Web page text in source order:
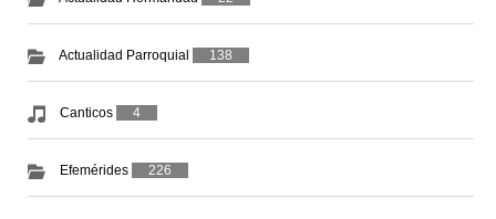
Actualidad Parroquial 138
Canticos 4
Efemérides 226